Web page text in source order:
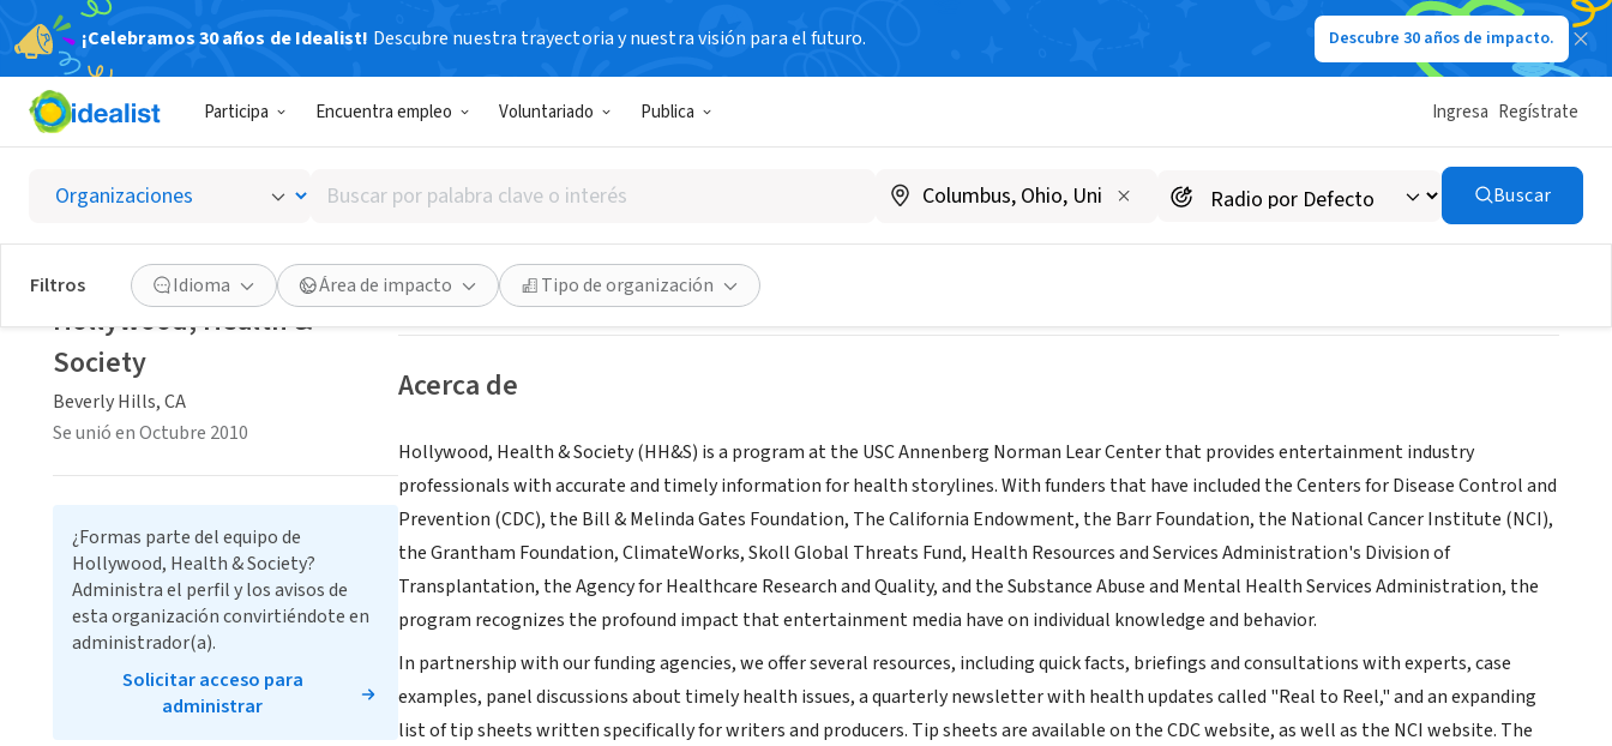
¡Celebramos 30 años de Idealist! Descubre nuestra trayectoria y nuestra visión para el futuro. Descubre 30 años de impacto.
Participa Encuentra empleo Voluntariado Publica Ingresa Regístrate
Buscar
por
palabra
clave
o
interés
Buscar
Filtros Idioma Área de impacto Tipo de organización
Hollywood, Health & Society
Beverly Hills, CA|hollywoodhealthandsociety.org/
Guardar Compartir
Acerca de
Hollywood, Health & Society (HH&S) is a program at the USC Annenberg Norman Lear Center that provides entertainment industry
professionals with accurate and timely information for health storylines. With funders that have included the Centers for Disease Control and
Prevention (CDC), the Bill & Melinda Gates Foundation, The California Endowment, the Barr Foundation, the National Cancer Institute (NCI),
the Grantham Foundation, ClimateWorks, Skoll Global Threats Fund, Health Resources and Services Administration's Division of
Transplantation, the Agency for Healthcare Research and Quality, and the Substance Abuse and Mental Health Services Administration, the
program recognizes the profound impact that entertainment media have on individual knowledge and behavior.
In partnership with our funding agencies, we offer several resources, including quick facts, briefings and consultations with experts, case
examples, panel discussions about timely health issues, a quarterly newsletter with health updates called "Real to Reel," and an expanding
list of tip sheets written specifically for writers and producers. Tip sheets are available on the CDC website, as well as the NCI website. The
Hollywood, Health &
Society
Beverly Hills, CA
Se unió en Octubre 2010
¿Formas parte del equipo de
Hollywood, Health & Society?
Administra el perfil y los avisos de
esta organización convirtiéndote en
administrador(a).
Solicitar acceso para
administrar